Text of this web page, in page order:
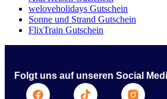
weloveholidays Gutschein
Sonne und Strand Gutschein
FlixTrain Gutschein